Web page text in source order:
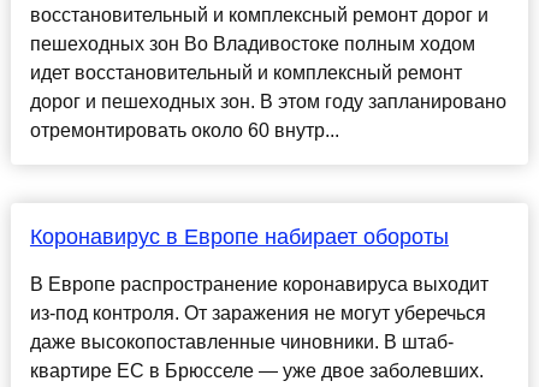
восстановительный и комплексный ремонт дорог и
пешеходных зон Во Владивостоке полным ходом
идет восстановительный и комплексный ремонт
дорог и пешеходных зон. В этом году запланировано
отремонтировать около 60 внутр...
Коронавирус в Европе набирает обороты
В Европе распространение коронавируса выходит
из-под контроля. От заражения не могут уберечься
даже высокопоставленные чиновники. В штаб-
квартире ЕС в Брюсселе — уже двое заболевших.